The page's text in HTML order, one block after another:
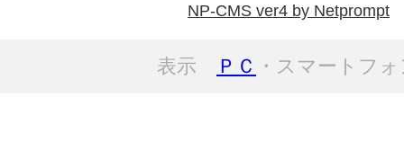
NP-CMS ver4 by Netprompt
表示 ＰＣ ・スマートフ